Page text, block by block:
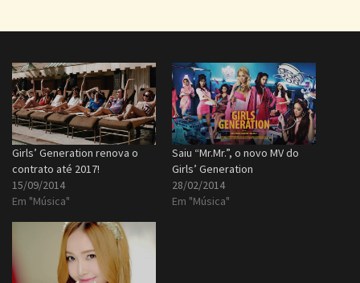
Girls’ Generation renova o
contrato até 2017!
15/09/2014
Em "Música"
Saiu “Mr.Mr.”, o novo MV do
Girls’ Generation
28/02/2014
Em "Música"